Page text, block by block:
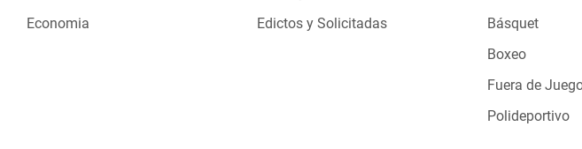
Economia
Edictos y Solicitadas
Básquet
Boxeo
Fuera de
Polideportivo